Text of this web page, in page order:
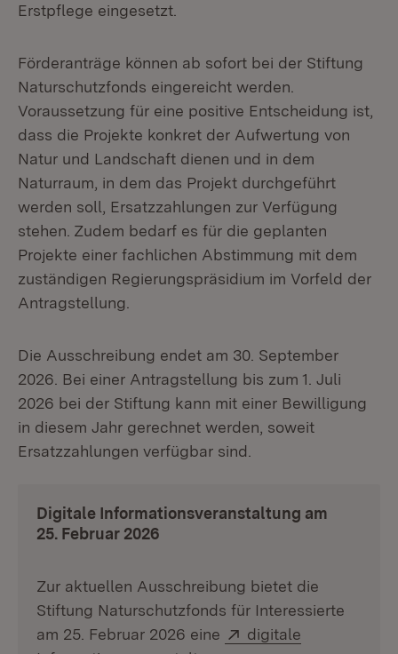
Erstpflege eingesetzt.
Förderanträge können ab sofort bei der Stiftung
Naturschutzfonds eingereicht werden.
Voraussetzung für eine positive Entscheidung ist,
dass die Projekte konkret der Aufwertung von
Natur und Landschaft dienen und in dem
Naturraum, in dem das Projekt durchgeführt
werden soll, Ersatzzahlungen zur Verfügung
stehen. Zudem bedarf es für die geplanten
Projekte einer fachlichen Abstimmung mit dem
zuständigen Regierungspräsidium im Vorfeld der
Antragstellung.
Die Ausschreibung endet am 30. September
2026. Bei einer Antragstellung bis zum 1. Juli
2026 bei der Stiftung kann mit einer Bewilligung
in diesem Jahr gerechnet werden, soweit
Ersatzzahlungen verfügbar sind.
Digitale Informationsveranstaltung am
25. Februar 2026
Zur aktuellen Ausschreibung bietet die
Stiftung Naturschutzfonds für Interessierte
am 25. Februar 2026 eine
Extern:
digitale